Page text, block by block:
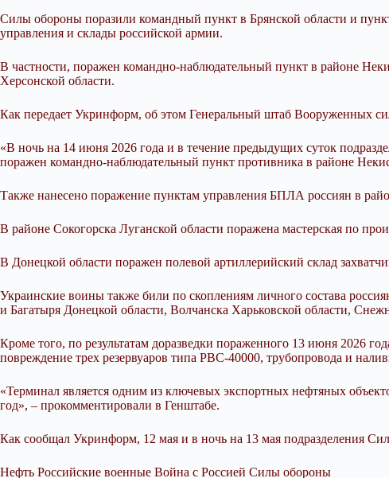
Силы обороны поразили командный пункт в Брянской области и
управления и склады российской армии.
В частности, поражен командно-наблюдательный пункт в районе
Херсонской области.
Как передает Укринформ, об этом Генеральный штаб Вооруженных
«В ночь на 14 июня 2026 года и в течение предыдущих суток
поражен командно-наблюдательный пункт противника в районе
Также нанесено поражение пунктам управления БПЛА россиян в
В районе Сокогорска Луганской области поражена мастерская по
В Донецкой области поражен полевой артиллерийский склад
Украинские воины также били по скоплениям личного состава
и Багатыря Донецкой области, Волчанска Харьковской области,
Кроме того, по результатам доразведки пораженного 13 июня 2026
повреждение трех резервуаров типа РВС-40000, трубопровода и
«Терминал является одним из ключевых экспортных нефтяных
год», – прокомментировали в Генштабе.
Как сообщал Укринформ, 12 мая и в ночь на 13 мая подразделения
Нефть Российские военные Война с Россией Силы обороны